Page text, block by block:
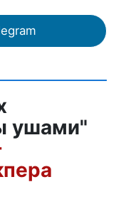
ушами"